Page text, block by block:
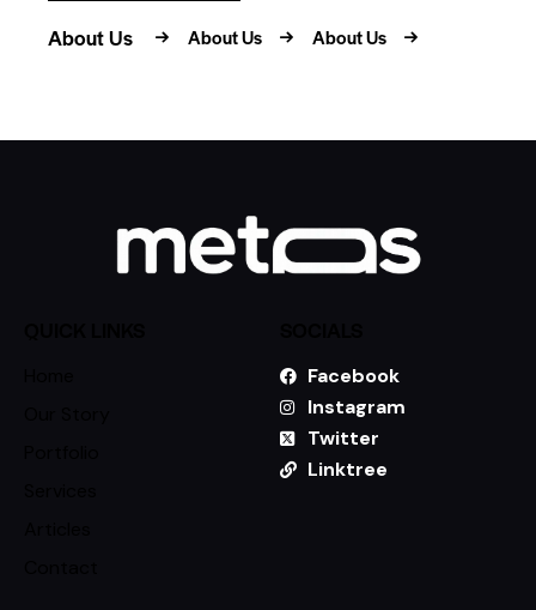
About Us About Us About Us
Facebook
Instagram
Twitter
Linktree